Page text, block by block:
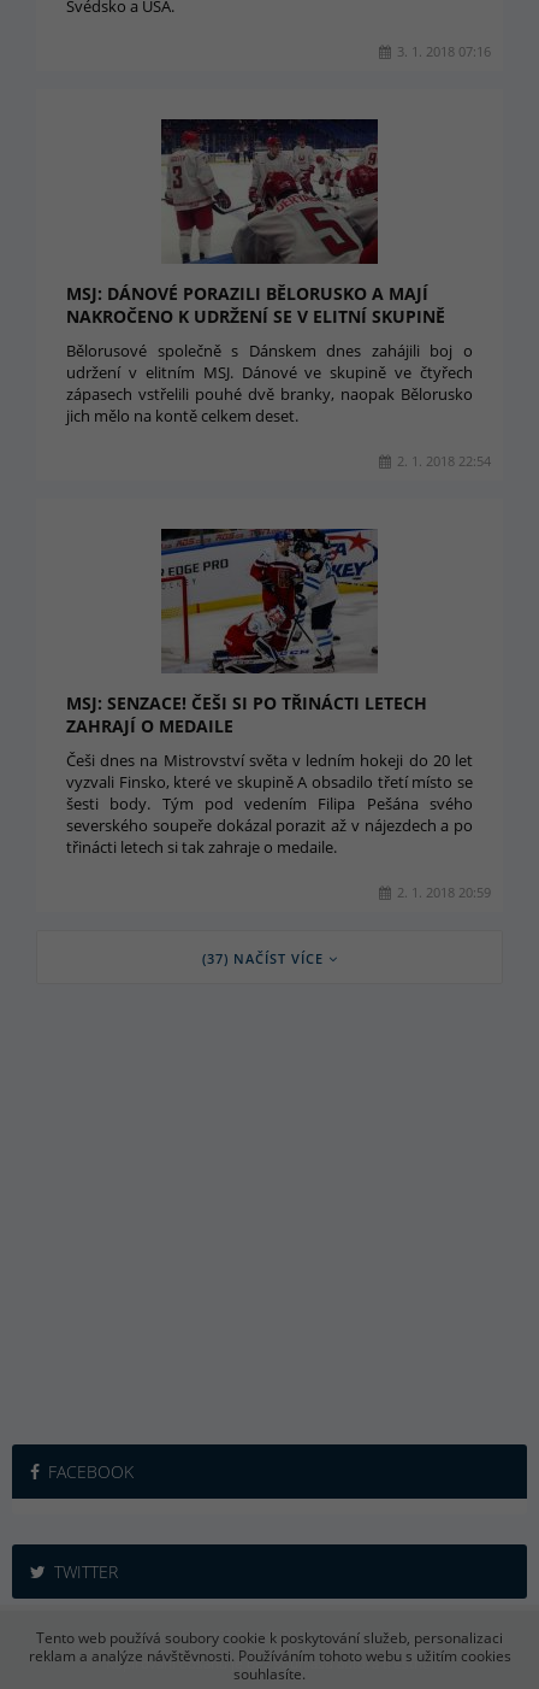
Švédsko a USA.
3. 1. 2018 07:16
MSJ: DÁNOVÉ PORAZILI BĚLORUSKO A MAJÍ
NAKROČENO K UDRŽENÍ SE V ELITNÍ SKUPINĚ
Bělorusové společně s Dánskem dnes zahájili boj o
udržení v elitním MSJ. Dánové ve skupině ve čtyřech
zápasech vstřelili pouhé dvě branky, naopak Bělorusko
jich mělo na kontě celkem deset.
2. 1. 2018 22:54
MSJ: SENZACE! ČEŠI SI PO TŘINÁCTI LETECH
ZAHRAJÍ O MEDAILE
Češi dnes na Mistrovství světa v ledním hokeji do 20 let
vyzvali Finsko, které ve skupině A obsadilo třetí místo se
šesti body. Tým pod vedením Filipa Pešána svého
severského soupeře dokázal porazit až v nájezdech a po
třinácti letech si tak zahraje o medaile.
2. 1. 2018 20:59
(37) NAČÍST VÍCE
FACEBOOK
TWITTER
iSport365.cz © 2015 – 2026
Kopírování obsahu je bez souhlasu autora trestné.
Tento web používá soubory cookie k poskytování služeb, personalizaci
reklam a analýze návštěvnosti. Používáním tohoto webu s užitím cookies
souhlasíte.